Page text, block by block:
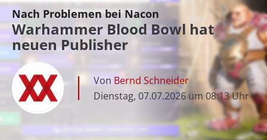
Nach Problemen bei Nacon
Warhammer Blood Bowl hat
neuen Publisher
Von Bernd Schneider
Dienstag, 07.07.2026 um 08:13 Uhr